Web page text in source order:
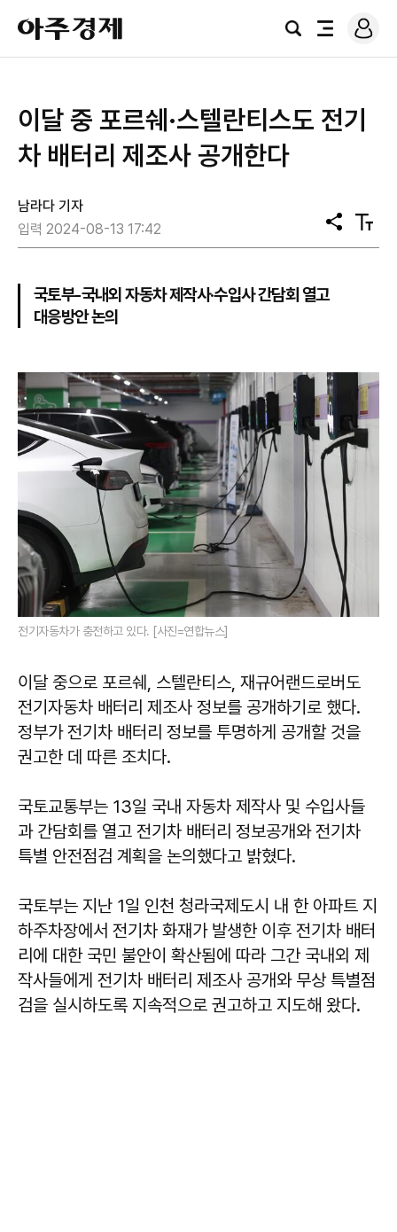
아
주
경
검
전
로
그
이달 중 포르쉐·스텔란티스도 전기
차 배터리 제조사 공개한다
남라다 기자
입력 2024-08-13 17:42
공
유
텍
스
국토부-국내외 자동차 제작사·수입사 간담회 열고
대응방안 논의
전기자동차가 충전하고 있다. [사진=연합뉴스]
이달 중으로 포르쉐, 스텔란티스, 재규어랜드로버도
전기자동차 배터리 제조사 정보를 공개하기로 했다.
정부가 전기차 배터리 정보를 투명하게 공개할 것을
권고한 데 따른 조치다.
국토교통부는 13일 국내 자동차 제작사 및 수입사들
과 간담회를 열고 전기차 배터리 정보공개와 전기차
특별 안전점검 계획을 논의했다고 밝혔다.
국토부는 지난 1일 인천 청라국제도시 내 한 아파트 지
하주차장에서 전기차 화재가 발생한 이후 전기차 배터
리에 대한 국민 불안이 확산됨에 따라 그간 국내외 제
작사들에게 전기차 배터리 제조사 공개와 무상 특별점
검을 실시하도록 지속적으로 권고하고 지도해 왔다.